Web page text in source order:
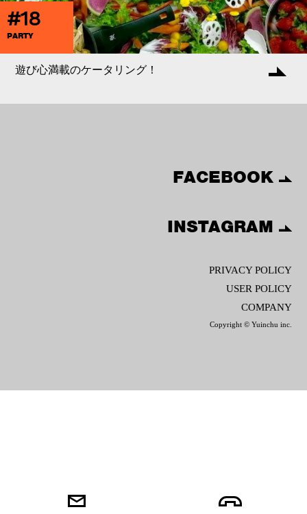
#18
PARTY
遊び心満載のケータリング！
FACEBOOK
INSTAGRAM
PRIVACY POLICY
USER POLICY
COMPANY
Copyright © Yuinchu inc.